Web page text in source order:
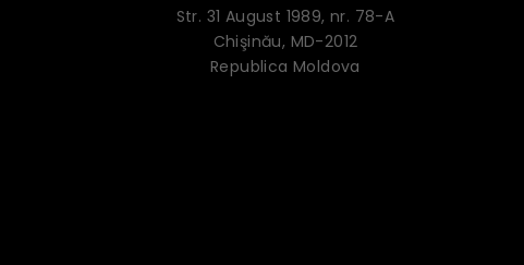
Str. 31 August 1989, nr. 78-A
Chişinău, MD-2012
Republica Moldova